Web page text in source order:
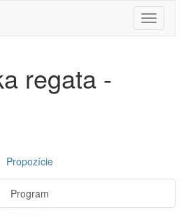
Toggle
regata -
Propozície
Program